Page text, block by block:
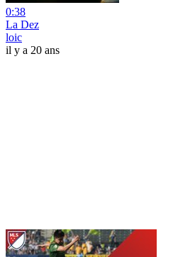
0:38
La Dez
loic
il y a 20 ans